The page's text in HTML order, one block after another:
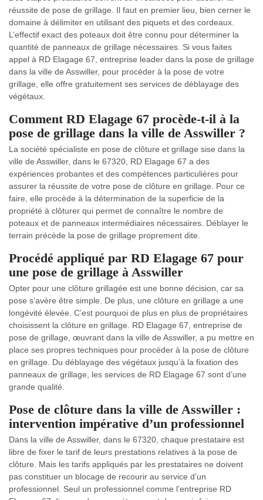
réussite de pose de grillage. Il faut en premier lieu, bien cerner le
domaine à délimiter en utilisant des piquets et des cordeaux.
L’effectif exact des poteaux doit être connu pour déterminer la
quantité de panneaux de grillage nécessaires. Si vous faites
appel à RD Elagage 67, entreprise leader dans la pose de grillage
dans la ville de Asswiller, pour procéder à la pose de votre
grillage, elle offre gratuitement ses services de déblayage des
végétaux.
Comment RD Elagage 67 procède-t-il à la
pose de grillage dans la ville de Asswiller ?
La société spécialiste en pose de clôture et grillage sise dans la
ville de Asswiller, dans le 67320, RD Elagage 67 a des
expériences probantes et des compétences particulières pour
assurer la réussite de votre pose de clôture en grillage. Pour ce
faire, elle procède à la détermination de la superficie de la
propriété à clôturer qui permet de connaître le nombre de
poteaux et de panneaux intermédiaires nécessaires. Déblayer le
terrain précède la pose de grillage proprement dite.
Procédé appliqué par RD Elagage 67 pour
une pose de grillage à Asswiller
Opter pour une clôture grillagée est une bonne décision, car sa
pose s’avère être simple. De plus, une clôture en grillage a une
longévité élevée. C’est pourquoi de plus en plus de propriétaires
choisissent la clôture en grillage. RD Elagage 67, entreprise de
pose de grillage, œuvrant dans la ville de Asswiller, a pu mettre en
place ses propres techniques pour procéder à la pose de clôture
en grillage. Du déblayage des végétaux jusqu’à la fixation des
panneaux de grillage, les services de RD Elagage 67 sont d’une
grande qualité.
Pose de clôture dans la ville de Asswiller :
intervention impérative d’un professionnel
Dans la ville de Asswiller, dans le 67320, chaque prestataire est
libre de fixer le tarif de leurs prestations relatives à la pose de
clôture. Mais les tarifs appliqués par les prestataires ne doivent
pas constituer un blocage de recourir au service d’un
professionnel. Seul un professionnel comme l’entreprise RD